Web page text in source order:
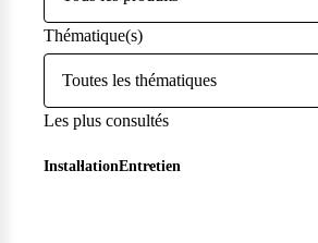
Thématique(s)
Toutes les thématiques
Les plus consultés
InstallationEntretien